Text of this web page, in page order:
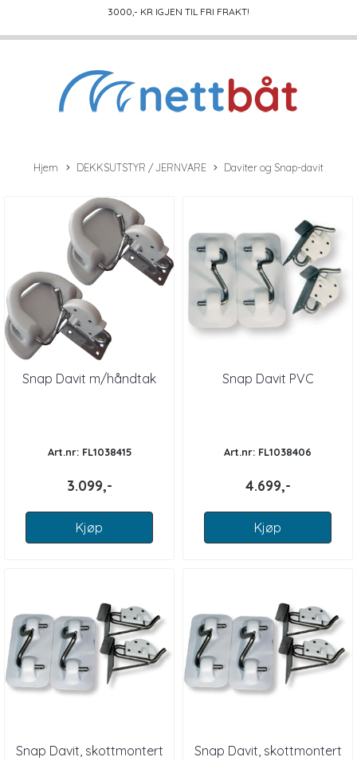
3000,- KR IGJEN TIL FRI FRAKT!
Hjem DEKKSUTSTYR / JERNVARE Daviter og Snap-davit
Snap Davit m/håndtak
Art.nr: FL1038415
3.099,-
Kjøp
Snap Davit PVC
Art.nr: FL1038406
4.699,-
Kjøp
Snap Davit, skottmontert
Snap Davit, skottmontert